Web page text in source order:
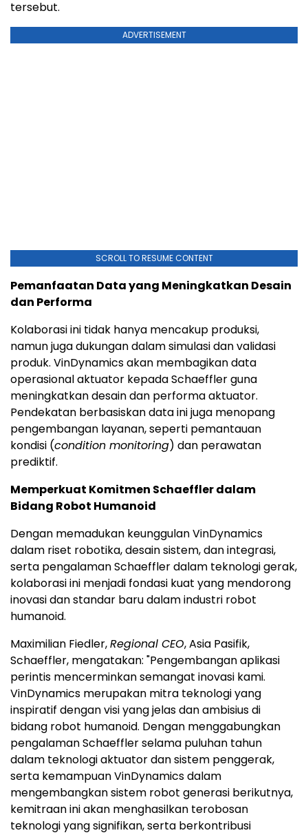
tersebut.
ADVERTISEMENT
SCROLL TO RESUME CONTENT
Pemanfaatan Data yang Meningkatkan Desain
dan Performa
Kolaborasi ini tidak hanya mencakup produksi,
namun juga dukungan dalam simulasi dan validasi
produk. VinDynamics akan membagikan data
operasional aktuator kepada Schaeffler guna
meningkatkan desain dan performa aktuator.
Pendekatan berbasiskan data ini juga menopang
pengembangan layanan, seperti pemantauan
kondisi (condition monitoring) dan perawatan
prediktif.
Memperkuat Komitmen Schaeffler dalam
Bidang Robot Humanoid
Dengan memadukan keunggulan VinDynamics
dalam riset robotika, desain sistem, dan integrasi,
serta pengalaman Schaeffler dalam teknologi gerak,
kolaborasi ini menjadi fondasi kuat yang mendorong
inovasi dan standar baru dalam industri robot
humanoid.
Maximilian Fiedler,Regional CEO, Asia Pasifik,
Schaeffler, mengatakan: "Pengembangan aplikasi
perintis mencerminkan semangat inovasi kami.
VinDynamics merupakan mitra teknologi yang
inspiratif dengan visi yang jelas dan ambisius di
bidang robot humanoid. Dengan menggabungkan
pengalaman Schaeffler selama puluhan tahun
dalam teknologi aktuator dan sistem penggerak,
serta kemampuan VinDynamics dalam
mengembangkan sistem robot generasi berikutnya,
kemitraan ini akan menghasilkan terobosan
teknologi yang signifikan, serta berkontribusi